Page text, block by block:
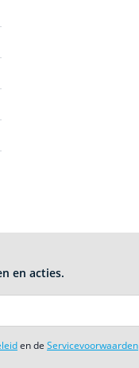
en acties.
en de Servicevoorwaarden